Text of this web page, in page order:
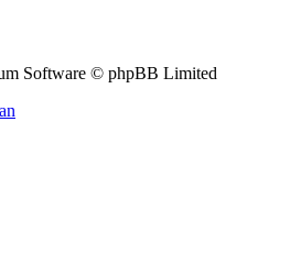
Software © phpBB Limited